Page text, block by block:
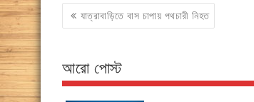
Post
navigation
যাত্রাবাড়িতে বাস চাপায় পথচারী নিহত
আরো পোস্ট